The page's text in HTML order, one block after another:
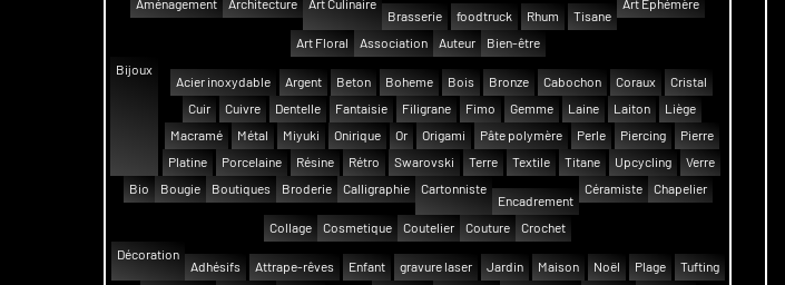
Aménagement
Architecture
Art Culinaire
Brasserie
foodtruck Rhum Tisane
Art Éphémère
Art Floral Association Auteur
Bien-être
Bijoux
Acier inoxydable
Argent Beton Boheme Bois Bronze Cabochon Coraux
Cristal
Cuir
Cuivre Dentelle Fantaisie Filigrane Fimo Gemme Laine Laiton
Liège
Macramé
Métal Miyuki Onirique Or Origami Pâte polymère Perle Piercing
Pierre
Platine
Porcelaine Résine Rétro Swarovski Terre Textile Titane Upcycling
Verre
Bio
Bougie Boutiques Broderie Calligraphie
Cartonniste
Encadrement
Céramiste Chapelier
Collage Cosmetique Coutelier Couture
Crochet
Décoration
Adhésifs
Attrape-rêves Enfant gravure laser Jardin Maison Noël Plage
Tufting